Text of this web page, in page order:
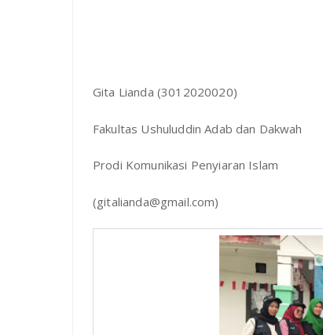
Gita Lianda (3012020020)
Fakultas Ushuluddin Adab dan Dakwah
Prodi Komunikasi Penyiaran Islam
(gitalianda@gmail.com)